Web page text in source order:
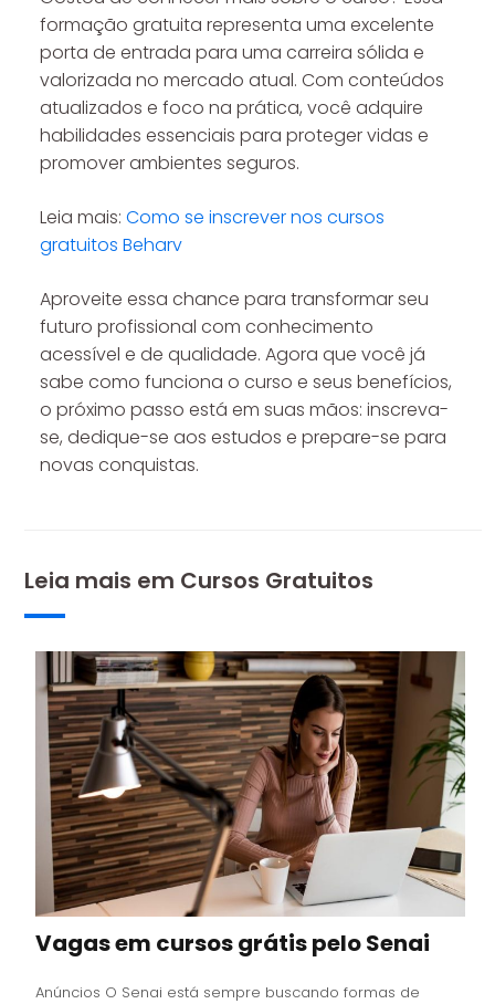
formação gratuita representa uma excelente
porta de entrada para uma carreira sólida e
valorizada no mercado atual. Com conteúdos
atualizados e foco na prática, você adquire
habilidades essenciais para proteger vidas e
promover ambientes seguros.
Leia mais: Como se inscrever nos cursos
gratuitos Beharv
Aproveite essa chance para transformar seu
futuro profissional com conhecimento
acessível e de qualidade. Agora que você já
sabe como funciona o curso e seus benefícios,
o próximo passo está em suas mãos: inscreva-
se, dedique-se aos estudos e prepare-se para
novas conquistas.
Leia mais em Cursos Gratuitos
Vagas em cursos grátis pelo Senai
Anúncios O Senai está sempre buscando formas de